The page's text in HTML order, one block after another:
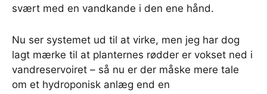
svært med en vandkande i den ene hånd.
Nu ser systemet ud til at virke, men jeg har dog
lagt mærke til at planternes rødder er vokset ned i
vandreservoiret – så nu er der måske mere tale
om et hydroponisk anlæg end en